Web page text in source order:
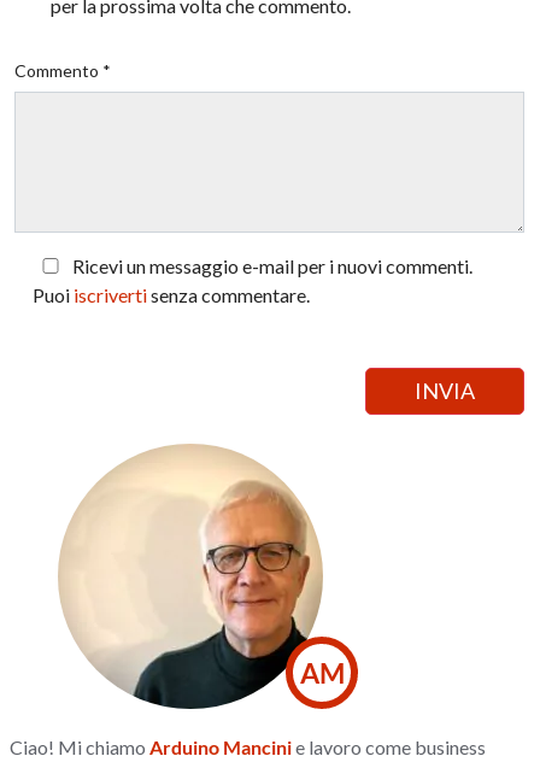
per la prossima volta che commento.
Commento *
Ricevi un messaggio e-mail per i nuovi commenti.
Puoi iscrivertisenza commentare.
AM
Ciao! Mi chiamo Arduino Mancinie lavoro come business